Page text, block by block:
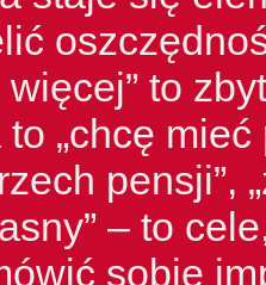
to
to „chcę
pensji”,
– to
sobie